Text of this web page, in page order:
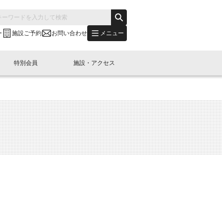
施設ご予約 お問い合わせ メニュー
別会員開催
展・参加
"LINK-BioBAY TOKYO"？
(News Letter)
コラム
ュース・事業紹介
ベント
LINK-J WEST
容
本橋エリアについて
特別会員
し込み
施設・アクセス
予約